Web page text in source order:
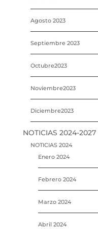
Agosto 2023
Septiembre 2023
Octubre2023
Noviembre2023
Diciembre2023
NOTICIAS 2024-2027
NOTICIAS 2024
Enero 2024
Febrero 2024
Marzo 2024
Abril 2024